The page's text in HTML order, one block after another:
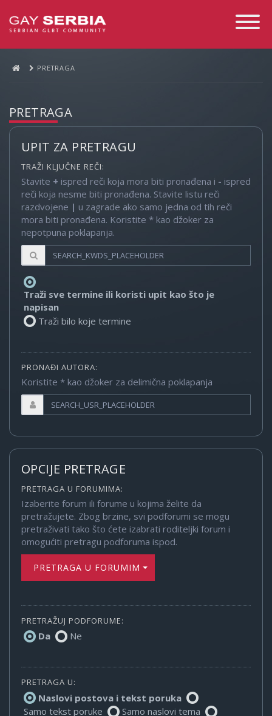
Toggle
PRETRAGA
PRETRAGA
UPIT ZA PRETRAGU
TRAŽI KLJUČNE REČI:
Stavite + ispred reči koja mora biti pronađena i - ispred
reči koja nesme biti pronađena. Stavite listu reči
razdvojene | u zagrade ako samo jedna od tih reči
mora biti pronađena. Koristite * kao džoker za
nepotpuna poklapanja.
Traži sve termine ili koristi upit kao što je
napisan
Traži bilo koje termine
PRONAĐI AUTORA:
Koristite * kao džoker za delimična poklapanja
OPCIJE PRETRAGE
PRETRAGA U FORUMIMA:
Izaberite forum ili forume u kojima želite da
pretražujete. Zbog brzine, svi podforumi se mogu
pretraživati tako što ćete izabrati roditeljki forum i
omogućiti pretragu podforuma ispod.
PRETRAGA U FORUMIMA
PRETRAŽUJ PODFORUME:
Da Ne
PRETRAGA U:
Naslovi postova i tekst poruka
Samo tekst poruke
Samo naslovi tema